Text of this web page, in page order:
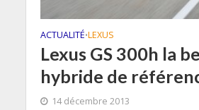
ACTUALITÉ•LEXUS
Lexus GS 300h la
hybride de
14 décembre 2013